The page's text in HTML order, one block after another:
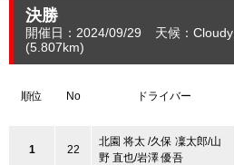
決勝
開催日：2024/09/29 天候：Cloudy
(5.807km)
順位 No ドライバー
1 22
北園 将太 /久保 凜太郎/山
野 直也/岩澤 優吾